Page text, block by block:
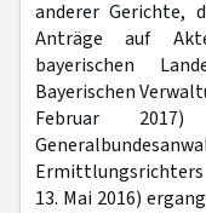
anderer Gerichte,
Anträge auf
bayerischen
Bayerischen
Februar
13. Mai 2016)